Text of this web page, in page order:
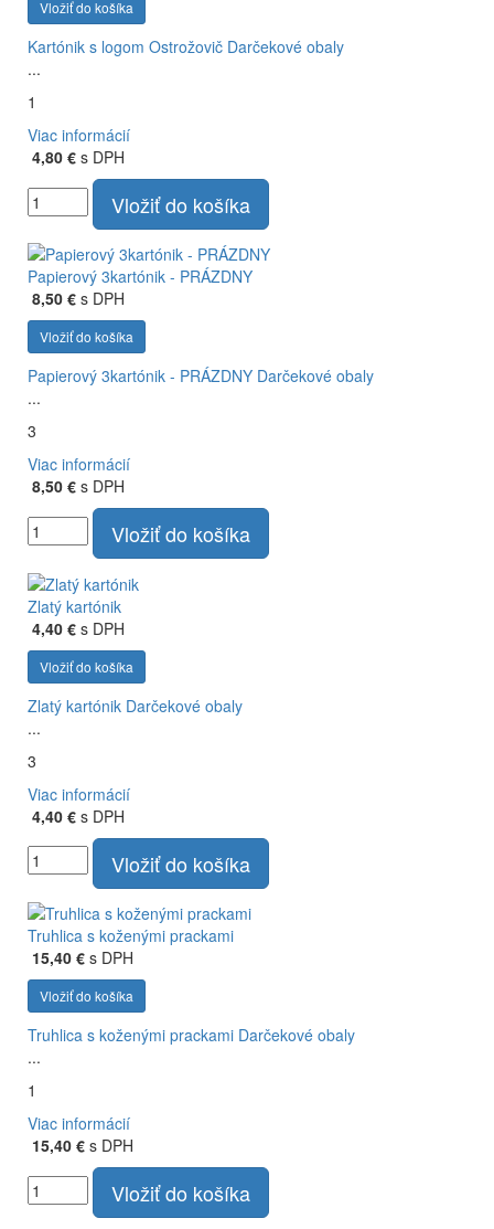
Vložiť do košíka
Kartónik s logom Ostrožovič Darčekové obaly
...
1
Viac informácií
4,80 € s DPH
Vložiť do košíka
Papierový 3kartónik - PRÁZDNY
8,50 € s DPH
Vložiť do košíka
Papierový 3kartónik - PRÁZDNY Darčekové obaly
...
3
Viac informácií
8,50 € s DPH
Vložiť do košíka
Zlatý kartónik
4,40 € s DPH
Vložiť do košíka
Zlatý kartónik Darčekové obaly
...
3
Viac informácií
4,40 € s DPH
Vložiť do košíka
Truhlica s koženými prackami
15,40 € s DPH
Vložiť do košíka
Truhlica s koženými prackami Darčekové obaly
...
1
Viac informácií
15,40 € s DPH
Vložiť do košíka